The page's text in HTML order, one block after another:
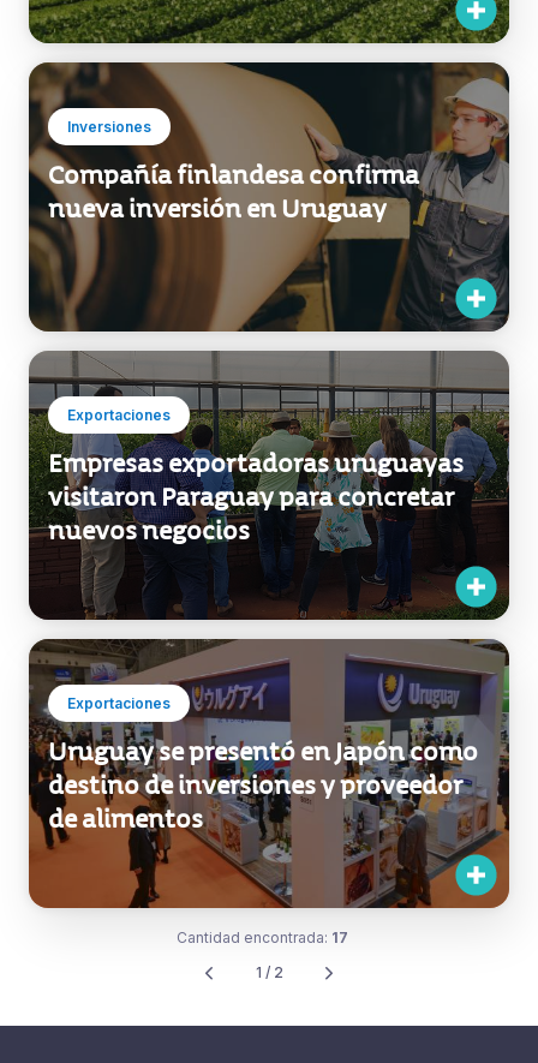
Inversiones
Compañía finlandesa confirma
nueva inversión en Uruguay
Exportaciones
Empresas exportadoras uruguayas
visitaron Paraguay para concretar
nuevos negocios
Exportaciones
Uruguay se presentó en Japón como
destino de inversiones y proveedor
de alimentos
Cantidad encontrada:
17
1 / 2